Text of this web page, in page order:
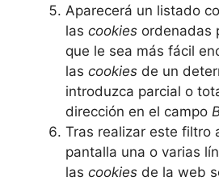
Aparecerá un listado
las cookies ordenadas
que le sea más fácil
las cookies de un
introduzca parcial o
dirección en el campo
Tras realizar este filtro
pantalla una o varias
las cookies de la web